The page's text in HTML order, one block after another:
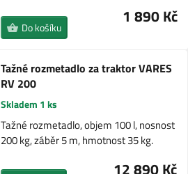
1 890 Kč
Do košíku
Tažné rozmetadlo za traktor VARES
RV 200
Skladem 1 ks
Tažné rozmetadlo, objem 100 l, nosnost
200 kg, záběr 5 m, hmotnost 35 kg.
12 890 Kč